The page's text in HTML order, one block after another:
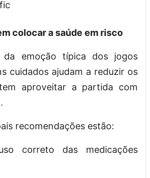
colocar a saúde em risco
da emoção típica dos jogos
cuidados ajudam a reduzir os
aproveitar a partida com
recomendações estão:
correto das medicações